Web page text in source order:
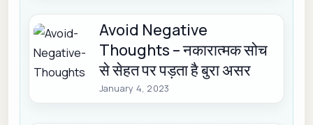
Avoid Negative
Thoughts – नकारात्मक सोच
से सेहत पर पड़ता है बुरा असर
January 4, 2023